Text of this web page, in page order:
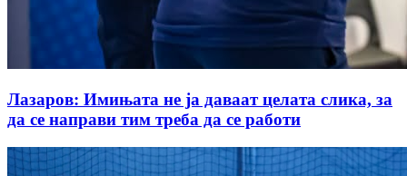
Лазаров: Имињата не ја даваат целата слика, за
да се направи тим треба да се работи